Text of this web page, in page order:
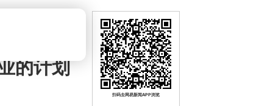
的计划
扫码去网易新闻APP浏览